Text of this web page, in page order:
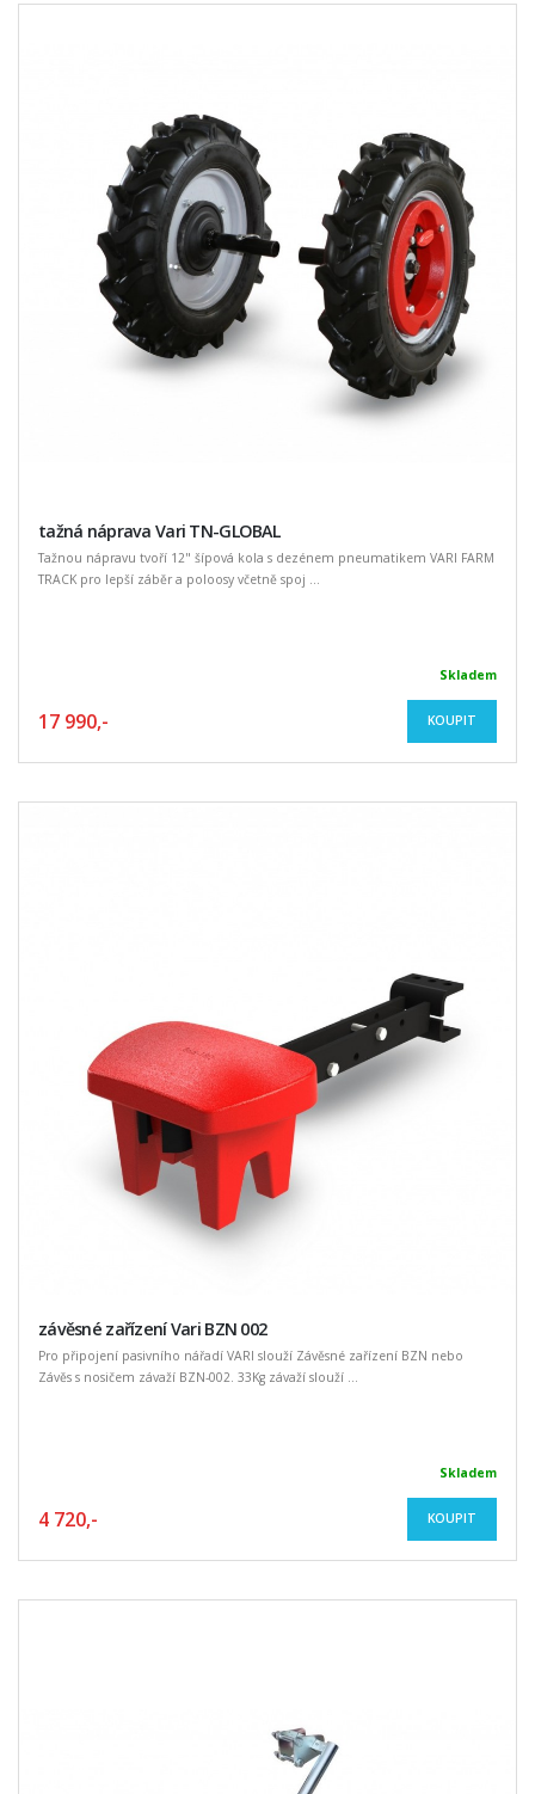
tažná náprava Vari TN-GLOBAL
Tažnou nápravu tvoří 12" šípová kola s dezénem pneumatikem VARI FARM
TRACK pro lepší záběr a poloosy včetně spoj ...
Skladem
17 990,- KOUPIT
závěsné zařízení Vari BZN 002
Pro připojení pasivního nářadí VARI slouží Závěsné zařízení BZN nebo
Závěs s nosičem závaží BZN-002. 33Kg závaží slouží ...
Skladem
4 720,- KOUPIT